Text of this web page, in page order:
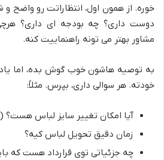
خوره. از همون اول، انتظاراتت رو واضح
دوست داری؟ چه بودجه ای داری؟
مشاور بهتر می تونه راهنماییت کنه.
به توصیه هاشون خوب گوش بده، اما
خودته. هر سوالی داری، بپرس. مثلاً:
آیا امکان تغییر سایز لباس هست؟
زمان دقیق تحویل لباس کیه؟
چه جزئیاتی توی قرارداد هست که